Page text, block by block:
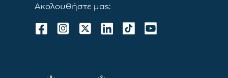
Ακολουθήστε μας: